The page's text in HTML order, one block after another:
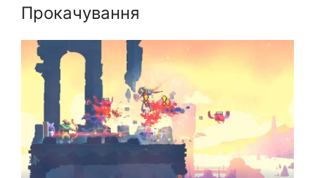
Прокачування